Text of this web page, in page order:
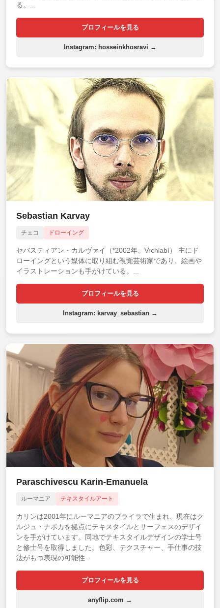
る。...
プロフィールを見る
Instagram: hosseinkhosravi →
Sebastian Karvay
チェコ ドローイング
セバスティアン・カルヴァイ（*2002年、Vrchlabí） 主にド
ローイングという媒体に取り組む視覚芸術家であり、絵画や
イラストレーションも手がけている。...
プロフィールを見る
Instagram: karvay_sebastian →
Paraschivescu Karin-Emanuela
ルーマニア テキスタイルアート
カリンは2001年にルーマニアのブライラで生まれ、現在はク
ルジュ・ナポカを拠点にテキスタイルとサーフェスのデザイ
ンを手がけています。同地でテキスタイルデザインの学士号
と修士号を取得しました。色彩、テクスチャー、手仕事の技
法がもつ表現の可能性...
プロフィールを見る
anyflip.com →